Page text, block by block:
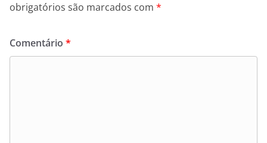
obrigatórios são marcados com *
Comentário *